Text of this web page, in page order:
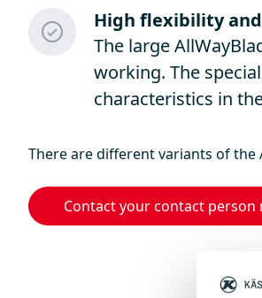
High flexibility
The large
working. The
characteristics in
There are different variants of the
Contact your contact person